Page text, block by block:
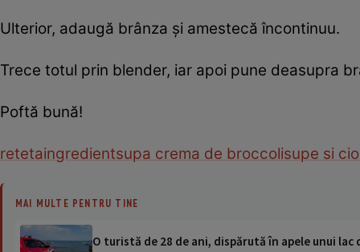
Ulterior, adaugă brânza şi amestecă încontinuu.
Trece totul prin blender, iar apoi pune deasupra
Poftă bună!
retetaingredientsupa crema de broccolisupe si
MAI MULTE PENTRU TINE
O turistă de 28 de ani, dispărută în apele unui